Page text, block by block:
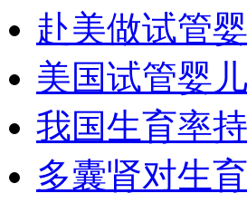
赴美做试管
美国试管婴
我国生育率
多囊肾对生